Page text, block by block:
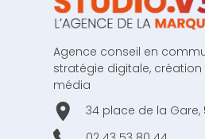
Agence conseil en
stratégie digitale,
média
34 place de la Gare,